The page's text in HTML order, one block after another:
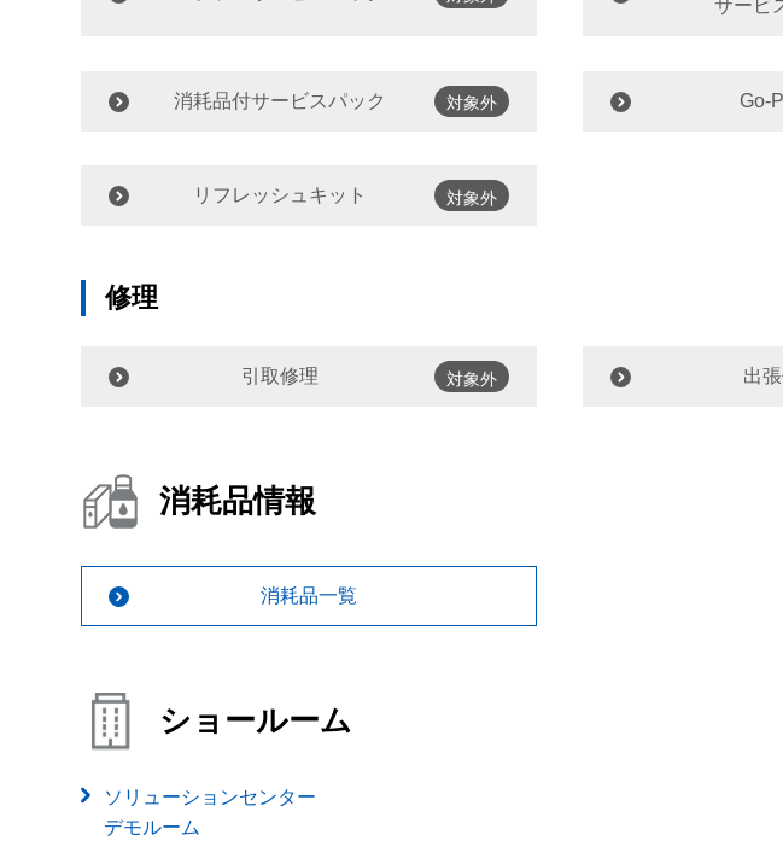
サービ
消耗品付サービスパック 対象外 Go-
リフレッシュキット 対象外
修理
引取修理 対象外 出
消耗品情報
消耗品一覧
ショールーム
ソリューションセンター
デモルーム